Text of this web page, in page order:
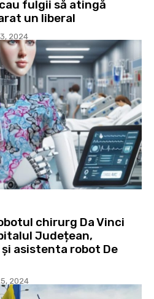
fulgii să atingă
un liberal
2024
chirurg Da Vinci
Județean,
asistenta robot De
2024